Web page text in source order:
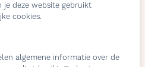
Wat is de L-club
je deze website gebruikt
cookies.
algemene informatie over de